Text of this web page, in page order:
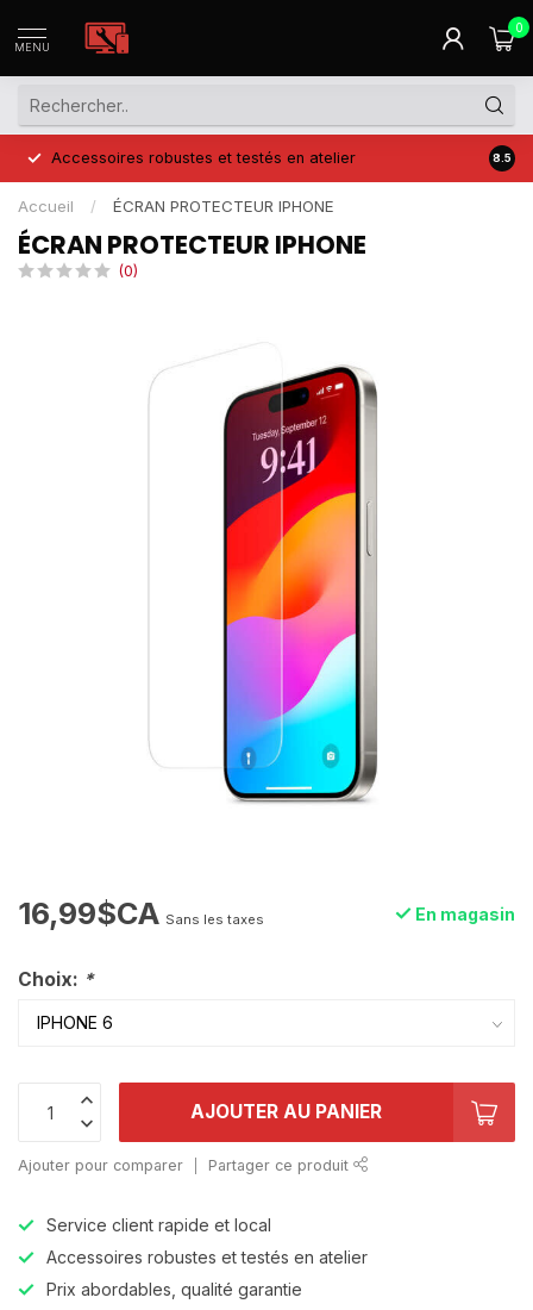
MENU
0
Accessoires robustes et testés en atelier Prix
8.5
Accueil / ÉCRAN PROTECTEUR IPHONE
ÉCRAN PROTECTEUR IPHONE
(0)
16,99$CA Sans les taxes En magasin
Choix: *
AJOUTER AU PANIER
Ajouter pour comparer Partager ce produit
Service client rapide et local
Accessoires robustes et testés en atelier
Prix abordables, qualité garantie